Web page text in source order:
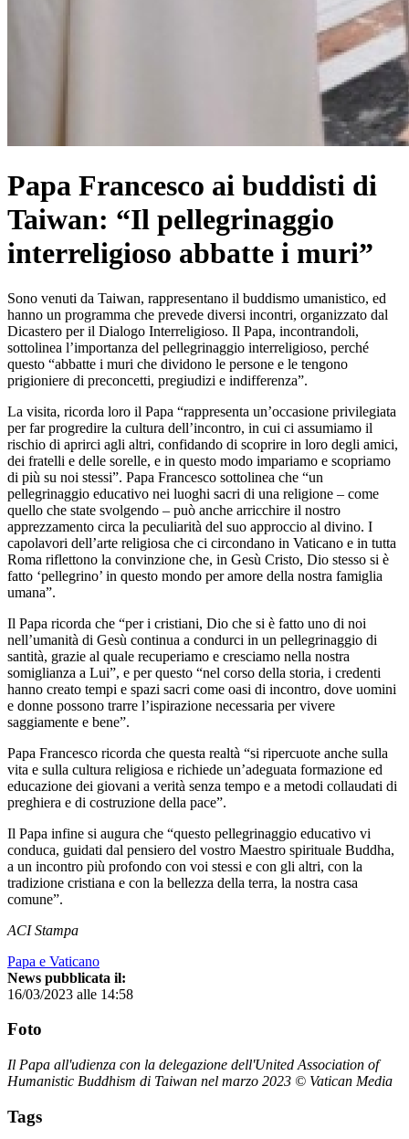
Papa Francesco ai buddisti di
Taiwan: “Il pellegrinaggio
interreligioso abbatte i muri”
Sono venuti da Taiwan, rappresentano il buddismo umanistico, ed
hanno un programma che prevede diversi incontri, organizzato dal
Dicastero per il Dialogo Interreligioso. Il Papa, incontrandoli,
sottolinea l’importanza del pellegrinaggio interreligioso, perché
questo “abbatte i muri che dividono le persone e le tengono
prigioniere di preconcetti, pregiudizi e indifferenza”.
La visita, ricorda loro il Papa “rappresenta un’occasione privilegiata
per far progredire la cultura dell’incontro, in cui ci assumiamo il
rischio di aprirci agli altri, confidando di scoprire in loro degli amici,
dei fratelli e delle sorelle, e in questo modo impariamo e scopriamo
di più su noi stessi”. Papa Francesco sottolinea che “un
pellegrinaggio educativo nei luoghi sacri di una religione – come
quello che state svolgendo – può anche arricchire il nostro
apprezzamento circa la peculiarità del suo approccio al divino. I
capolavori dell’arte religiosa che ci circondano in Vaticano e in tutta
Roma riflettono la convinzione che, in Gesù Cristo, Dio stesso si è
fatto ‘pellegrino’ in questo mondo per amore della nostra famiglia
umana”.
Il Papa ricorda che “per i cristiani, Dio che si è fatto uno di noi
nell’umanità di Gesù continua a condurci in un pellegrinaggio di
santità, grazie al quale recuperiamo e cresciamo nella nostra
somiglianza a Lui”, e per questo “nel corso della storia, i credenti
hanno creato tempi e spazi sacri come oasi di incontro, dove uomini
e donne possono trarre l’ispirazione necessaria per vivere
saggiamente e bene”.
Papa Francesco ricorda che questa realtà “si ripercuote anche sulla
vita e sulla cultura religiosa e richiede un’adeguata formazione ed
educazione dei giovani a verità senza tempo e a metodi collaudati di
preghiera e di costruzione della pace”.
Il Papa infine si augura che “questo pellegrinaggio educativo vi
conduca, guidati dal pensiero del vostro Maestro spirituale Buddha,
a un incontro più profondo con voi stessi e con gli altri, con la
tradizione cristiana e con la bellezza della terra, la nostra casa
comune”.
ACI Stampa
Papa e Vaticano
News pubblicata il:
16/03/2023 alle 14:58
Foto
Il Papa all'udienza con la delegazione dell'United Association of
Humanistic Buddhism di Taiwan nel marzo 2023 © Vatican Media
Tags